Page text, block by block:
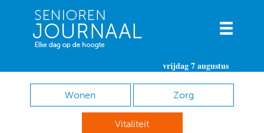
vrijdag 7 augustus
Wonen Zorg
Vitaliteit